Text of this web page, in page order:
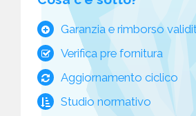
Garanzia e rimborso
Verifica pre fornitura
Aggiornamento ciclico
Studio normativo